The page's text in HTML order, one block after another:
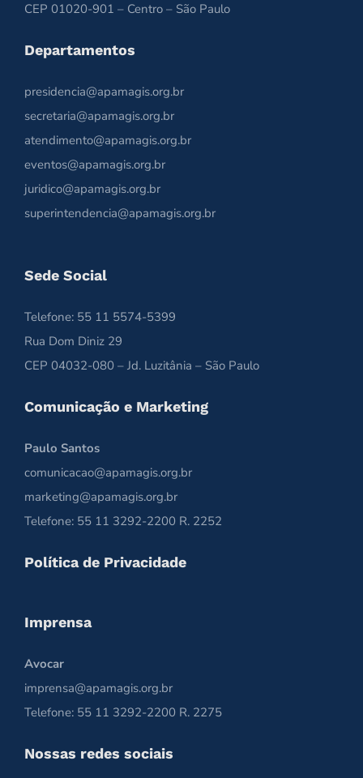
CEP 01020-901 – Centro – São Paulo
Departamentos
presidencia@apamagis.org.br
secretaria@apamagis.org.br
atendimento@apamagis.org.br
eventos@apamagis.org.br
juridico@apamagis.org.br
superintendencia@apamagis.org.br
Sede Social
Telefone: 55 11 5574-5399
Rua Dom Diniz 29
CEP 04032-080 – Jd. Luzitânia – São Paulo
Comunicação e Marketing
Paulo Santos
comunicacao@apamagis.org.br
marketing@apamagis.org.br
Telefone: 55 11 3292-2200 R. 2252
Política de Privacidade
Imprensa
Avocar
imprensa@apamagis.org.br
Telefone: 55 11 3292-2200 R. 2275
Nossas redes sociais